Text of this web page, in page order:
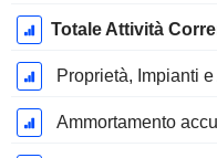
Totale Attività
Proprietà, Impianti
Ammortamento